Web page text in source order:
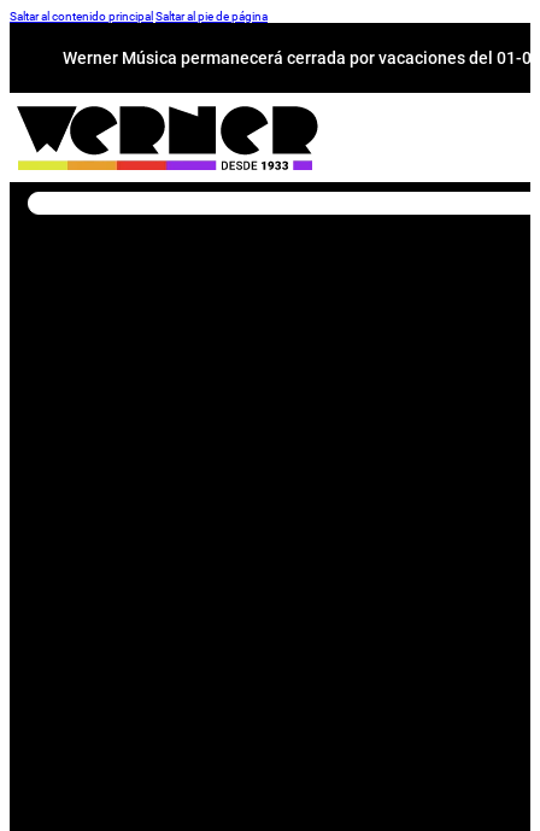
Saltar al contenido principal Saltar al pie de página
Werner Música permanecerá cerrada por vacaciones del 01-
Buscar